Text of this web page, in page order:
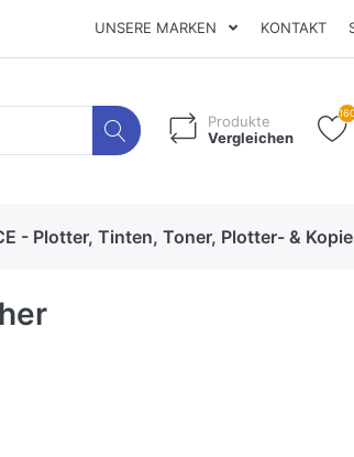
UNSERE MARKEN KONTAKT
Produkte
Vergleichen
- Plotter, Tinten, Toner, Plotter- &